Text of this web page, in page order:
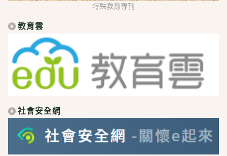
特殊教育專刊
教育雲
社會安全網